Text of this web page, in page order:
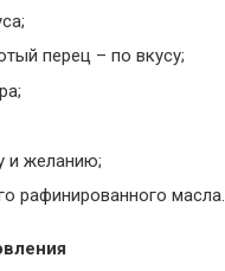
перец – по вкусу;
и желанию;
рафинированного масла.